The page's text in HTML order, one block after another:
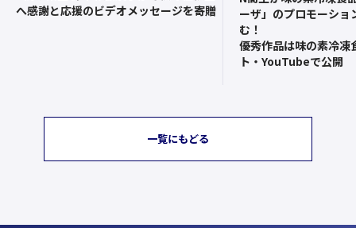
へ感謝と応援のビデオメッセージを寄贈
ーザ」のプロモーショ
む！
優秀作品は味の素冷凍
ト・YouTubeで公開
一覧にもどる